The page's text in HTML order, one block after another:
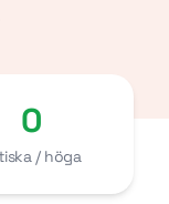
0
/ höga